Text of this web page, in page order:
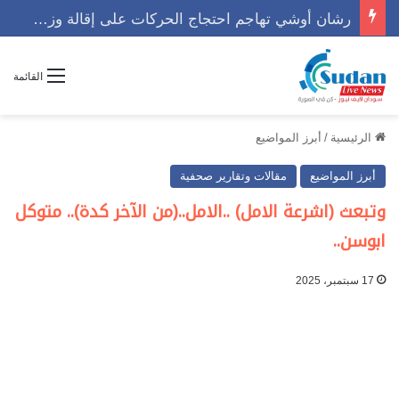
القائمة
الرئيسية / أبرز المواضيع
أبرز المواضيع مقالات وتقارير صحفية
وتبعث (اشرعة الامل) ..الامل..(من الآخر كدة).. متوكل
ابوسن..
17 سبتمبر، 2025